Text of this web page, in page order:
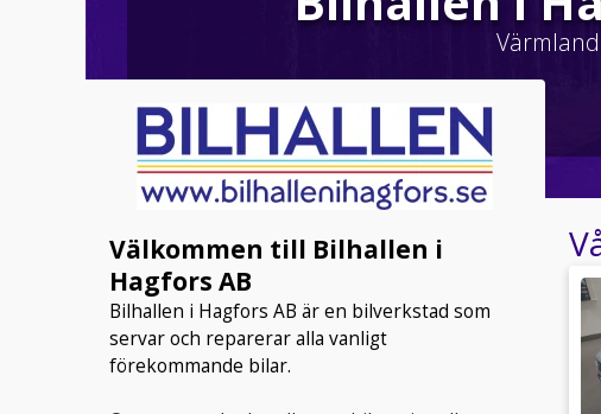
Värmland
Välkommen till Bilhallen i
Hagfors AB
Bilhallen i Hagfors AB är en bilverkstad som
servar och reparerar alla vanligt
förekommande bilar.